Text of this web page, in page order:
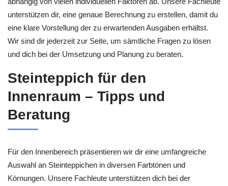
unterstützen dir, eine genaue Berechnung zu erstellen, damit du
eine klare Vorstellung der zu erwartenden Ausgaben erhältst.
Wir sind dir jederzeit zur Seite, um sämtliche Fragen zu lösen
und dich bei der Umsetzung und Planung zu beraten.
Steinteppich für den
Innenraum – Tipps und
Beratung
Für den Innenbereich präsentieren wir dir eine umfangreiche
Auswahl an Steinteppichen in diversen Farbtönen und
Körnungen. Unsere Fachleute unterstützen dich bei der